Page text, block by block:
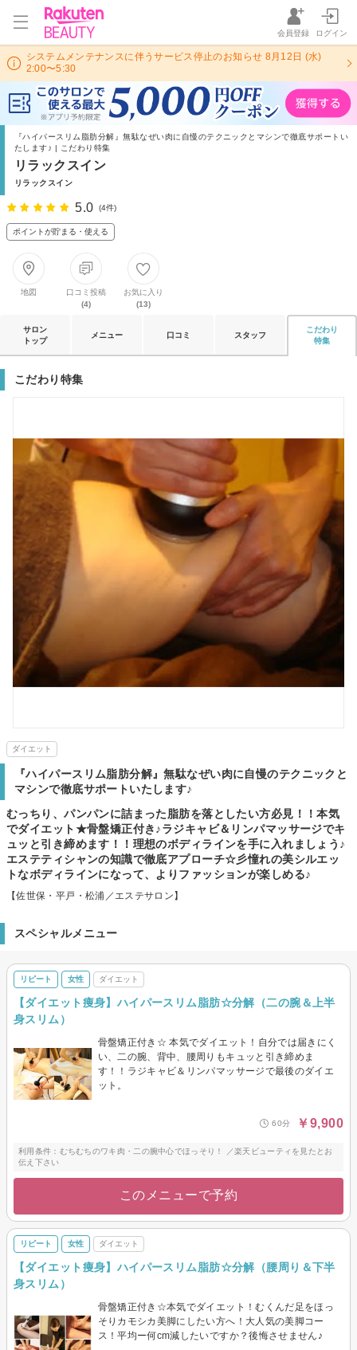
会員登録 ログイン
システムメンテナンスに伴うサービス停止のお知らせ 8月12日 (水)
2:00〜5:30
『ハイパースリム脂肪分解』無駄なぜい肉に自慢のテクニックとマシンで徹底サポートい
たします♪ | こだわり特集
リラックスイン
リラックスイン
5.0 (4件)
ポイントが貯まる・使える
地図
口コミ投稿
(4)
お気に入り
(13)
サロン
トップ
メニュー 口コミ スタッフ
こだわり
特集
こだわり特集
ダイエット
『ハイパースリム脂肪分解』無駄なぜい肉に自慢のテクニックと
マシンで徹底サポートいたします♪
むっちり、パンパンに詰まった脂肪を落としたい方必見！！本気
でダイエット★骨盤矯正付き♪ラジキャビ＆リンパマッサージでキ
ュッと引き締めます！！理想のボディラインを手に入れましょう♪
エステティシャンの知識で徹底アプローチ☆彡憧れの美シルエッ
トなボディラインになって、よりファッションが楽しめる♪
【佐世保・平戸・松浦／エステサロン】
スペシャルメニュー
リピート 女性 ダイエット
【ダイエット痩身】ハイパースリム脂肪☆分解（二の腕＆上半
身スリム）
骨盤矯正付き☆ 本気でダイエット！自分では届きにく
い、二の腕、背中、腰周りもキュッと引き締めま
す！！ラジキャビ＆リンパマッサージで最後のダイエ
ット。
60分 ￥9,900
利用条件：むちむちのワキ肉・二の腕中心でほっそり！ ／楽天ビューティを見たとお
伝え下さい
このメニューで予約
リピート 女性 ダイエット
【ダイエット痩身】ハイパースリム脂肪☆分解（腰周り＆下半
身スリム）
骨盤矯正付き☆本気でダイエット！むくんだ足をほっ
そりカモシカ美脚にしたい方へ！大人気の美脚コー
ス！平均ー何cm減したいですか？後悔させません♪